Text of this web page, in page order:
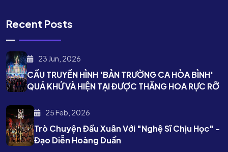
Recent Posts
23 Jun, 2026
CẦU TRUYỀN HÌNH 'BẢN TRƯỜNG CA HÒA BÌNH'
QUÁ KHỨ VÀ HIỆN TẠI ĐƯỢC THĂNG HOA RỰC RỠ
25 Feb, 2026
Trò Chuyện Đầu Xuân Với "nghệ Sĩ Chịu Học" -
Đạo Diễn Hoàng Duẩn